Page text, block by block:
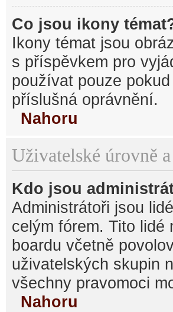
Co jsou ikony
Ikony témat jsou
s příspěvkem pro
používat pouze
příslušná oprávnění.
Nahoru
Uživatelské úrovně
Kdo jsou
Administrátoři jsou
celým fórem. Tito lidé
boardu včetně
uživatelských skupin
všechny pravomoci
Nahoru